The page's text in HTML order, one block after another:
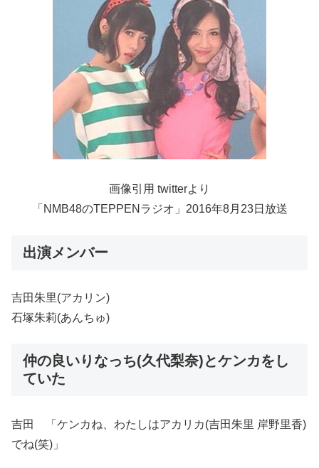
画像引用 twitterより
「NMB48のTEPPENラジオ」2016年8月23日放送
出演メンバー
吉田朱里(アカリン)
石塚朱莉(あんちゅ)
仲の良いりなっち(久代梨奈)とケンカをし
ていた
吉田 「ケンカね、わたしはアカリカ(吉田朱里 岸野里香)
でね(笑)」